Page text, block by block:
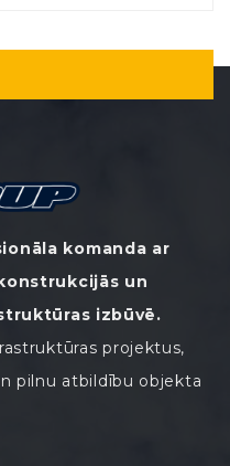
komanda ar
un
izbūvē.
projektus,
pilnu atbildību objekta